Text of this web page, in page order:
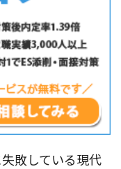
敗している現代